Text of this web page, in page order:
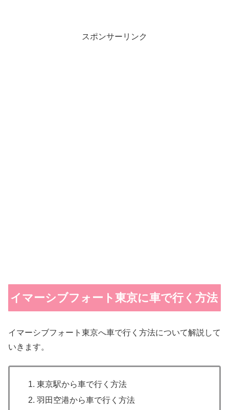
スポンサーリンク
イマーシブフォート東京に車で行く方法
イマーシブフォート東京へ車で行く方法について解説して
いきます。
東京駅から車で行く方法
羽田空港から車で行く方法